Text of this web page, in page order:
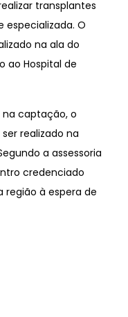
transplantes
O
na ala do
ao Hospital de
na captação, o
realizado na
a assessoria
credenciado
região à espera de